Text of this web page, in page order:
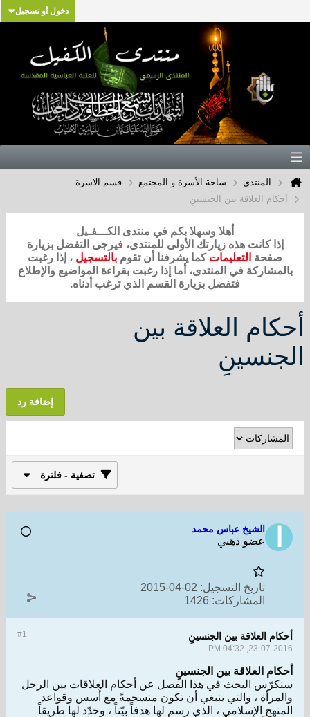
دخول أو تسجيل
المنتدى ساحة الأسرة و المجتمع
قسم الاسرة
أحكام العلاقة بين الجنسينِ
أهلا وسهلا بكم في منتدى الكـــفـيل
إذا كانت هذه زيارتك الأولى للمنتدى، فيرجى التفضل بزيارة
صفحة التعليمات كما يشرفنا أن تقوم بالتسجيل ، إذا رغبت
بالمشاركة في المنتدى، أما إذا رغبت بقراءة المواضيع والإطلاع
فتفضل بزيارة القسم الذي ترغب أدناه.
أحكام العلاقة بين
الجنسينِ
إضافة رد
تصفية - فلترة
الشيخ عباس محمد
عضو ذهبي
تاريخ التسجيل: 02-04-2015
المشاركات: 1426
#1 أحكام العلاقة بين الجنسينِ
23-07-2016, 04:32 PM
أحكام العلاقة بين الجنسينِ
سنكرّس البحث في هذا الفصل عن أحكام العلاقات بين الرجل
والمرأة ، والتي ينبغي أن تكون منسجمةً مع أُسس وقواعد
المنهج الإسلامي ، الذي رسم لها هدفاً بيّناً ، وحدّد لها طريقاً